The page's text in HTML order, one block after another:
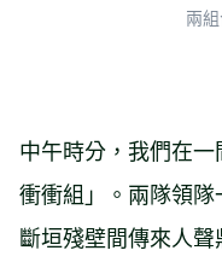
兩
中午時分，我們在
衝衝組」。兩隊領隊
斷垣殘壁間傳來人